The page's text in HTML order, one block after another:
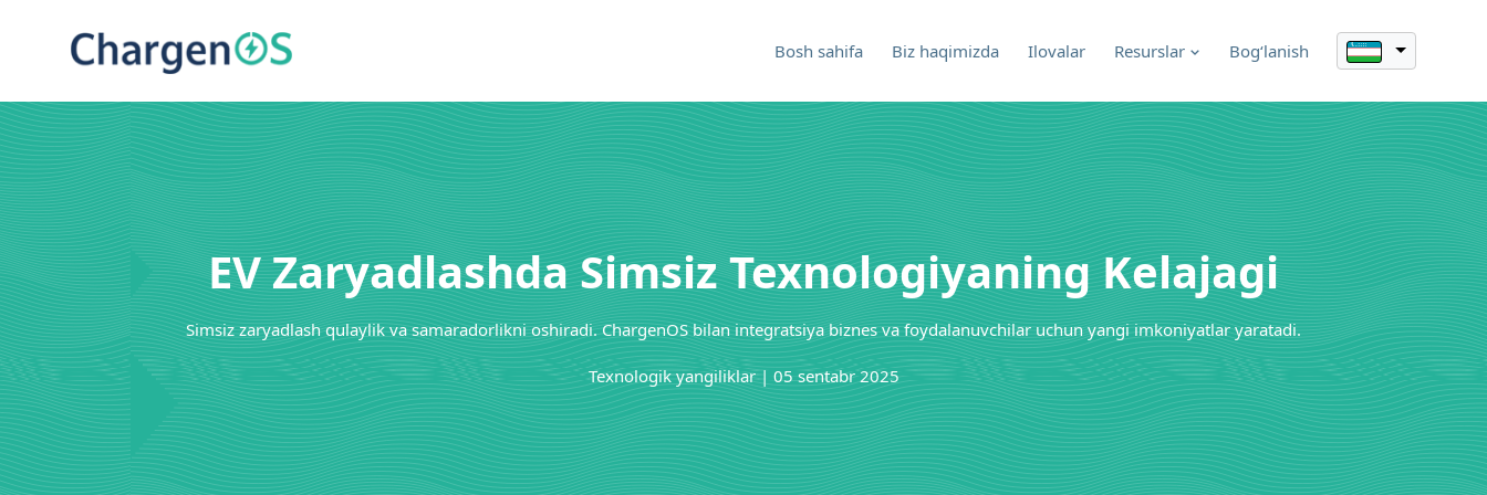
Bosh sahifa Biz haqimizda Ilovalar Resurslar Bog‘lanish
EV Zaryadlashda Simsiz Texnologiyaning Kelajagi
Simsiz zaryadlash qulaylik va samaradorlikni oshiradi. ChargenOS bilan integratsiya biznes va foydalanuvchilar uchun yangi imkoniyatlar yaratadi.
Texnologik yangiliklar | 05 sentabr 2025